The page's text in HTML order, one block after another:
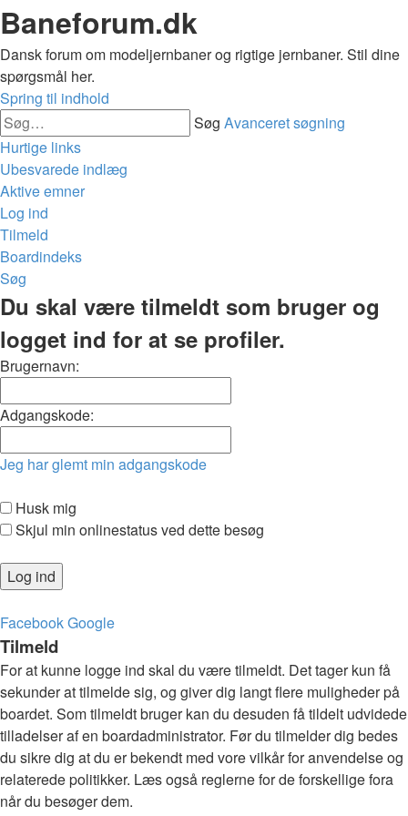
Baneforum.dk
Dansk forum om modeljernbaner og rigtige jernbaner. Stil dine
spørgsmål her.
Spring til indhold
Søg Avanceret søgning
Hurtige links
Ubesvarede indlæg
Aktive emner
Log ind
Tilmeld
Boardindeks
Søg
Du skal være tilmeldt som bruger og
logget ind for at se profiler.
Brugernavn:
Adgangskode:
Jeg har glemt min adgangskode
Husk mig
Skjul min onlinestatus ved dette besøg
FacebookGoogle
Tilmeld
For at kunne logge ind skal du være tilmeldt. Det tager kun få
sekunder at tilmelde sig, og giver dig langt flere muligheder på
boardet. Som tilmeldt bruger kan du desuden få tildelt udvidede
tilladelser af en boardadministrator. Før du tilmelder dig bedes
du sikre dig at du er bekendt med vore vilkår for anvendelse og
relaterede politikker. Læs også reglerne for de forskellige fora
når du besøger dem.